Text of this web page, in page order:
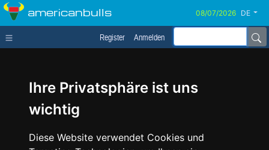
Ihre Privatsphäre ist uns
wichtig
Diese Website verwendet Cookies und
americanbulls DE
Register Anmelden